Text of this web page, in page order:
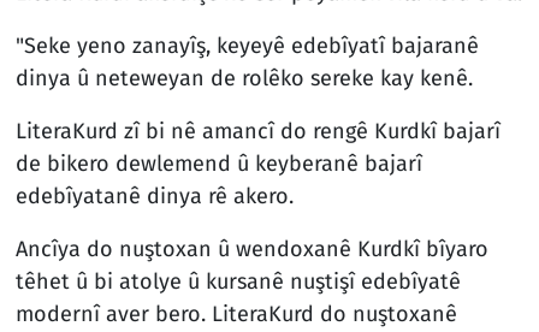
"Seke yeno zanayîş, keyeyê edebîyatî bajaranê
dinya û neteweyan de rolêko sereke kay kenê.
LiteraKurd zî bi nê amancî do rengê Kurdkî bajarî
de bikero dewlemend û keyberanê bajarî
edebîyatanê dinya rê akero.
Ancîya do nuştoxan û wendoxanê Kurdkî bîyaro
têhet û bi atolye û kursanê nuştişî edebîyatê
modernî aver bero. LiteraKurd do nuştoxanê